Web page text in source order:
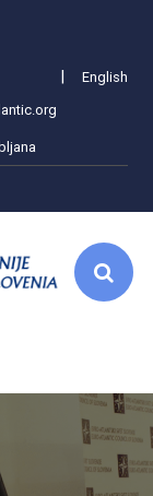
|English